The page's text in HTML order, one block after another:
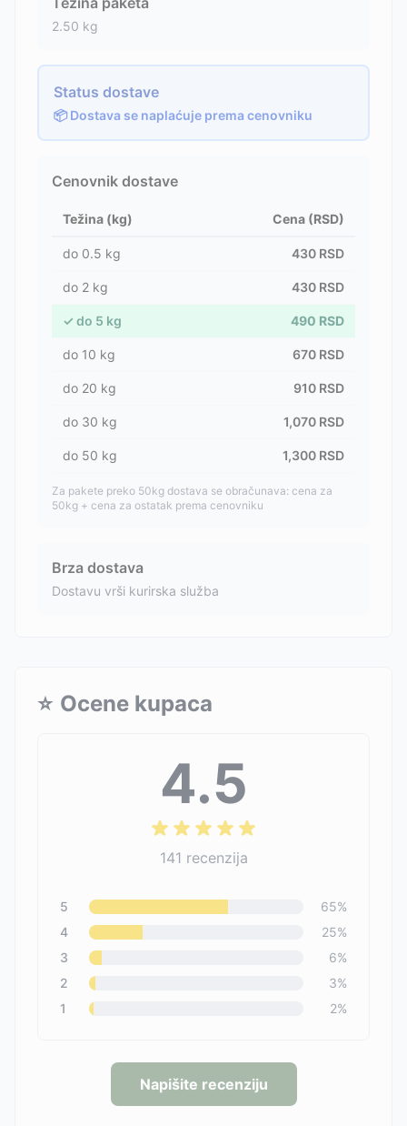
2.50 kg
Status dostave
📦 Dostava se naplaćuje prema cenovniku
Cenovnik dostave
Težina (kg) Cena (RSD)
do 0.5 kg 430 RSD
do 2 kg 430 RSD
✓ do 5 kg 490 RSD
do 10 kg 670 RSD
do 20 kg 910 RSD
do 30 kg 1,070 RSD
do 50 kg 1,300 RSD
Za pakete preko 50kg dostava se obračunava: cena za
50kg + cena za ostatak prema cenovniku
Brza dostava
Dostavu vrši kurirska služba
⭐ Ocene kupaca
4.5
141 recenzija
5 65%
4
25%
3
6%
2
3%
1
2%
Napišite recenziju